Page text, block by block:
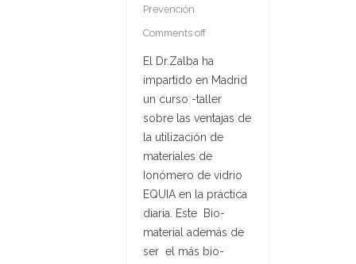
Prevención
Comments off
El Dr.Zalba ha
impartido en Madrid
un curso -taller
sobre las ventajas de
la utilización de
materiales de
Ionómero de vidrio
EQUIA en la práctica
diaria. Este Bio-
material además de
ser el más bio-